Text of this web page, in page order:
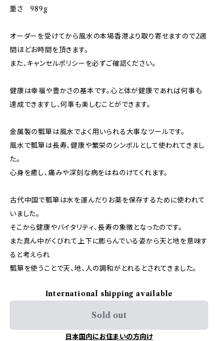
重さ 989g
オーダーを受けてから風水の本場香港より取り寄せますので2週
間ほどお時間を頂きます。
また、キャンセルポリシーを必ずご確認ください。
健康は幸福や豊かさの基本です。心と体が健康であれば何事も
達成できますし、何事も楽しむことができます。
金属製の瓢箪は風水でよく用いられる大事なツールです。
風水で瓢箪は長寿、健康や繁栄のシンボルとして使われてきまし
た。
心身を癒し、痛みや深刻な病をはねのけてくれます。
古代中国で瓢箪は水を運んだりお薬を保存するために使われて
いました。
そこから健康やバイタリティ、長寿の象徴となったのです。
また真ん中がくびれて上下に膨らんでいる姿から天と地を意味す
ると考えられ
瓢箪を使うことで天、地、人の調和がとれるとされてきました。
International shipping available
Sold out
日本国内にお住まいの方向け